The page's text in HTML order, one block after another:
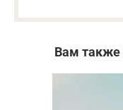
Вам также